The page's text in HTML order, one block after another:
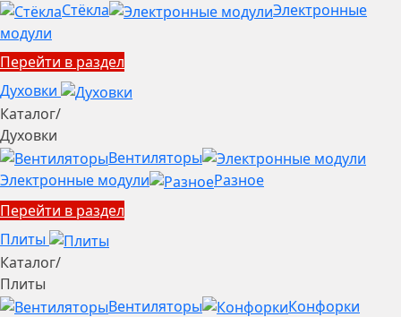
Стёкла
Электронные
модули
Перейти в раздел
Духовки
Каталог/
Духовки
Вентиляторы
Электронные модули
Разное
Перейти в раздел
Плиты
Каталог/
Плиты
Вентиляторы
Конфорки